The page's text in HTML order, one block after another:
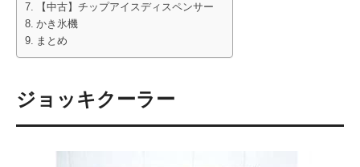
【中古】チップアイスディスペンサー
かき氷機
まとめ
ジョッキクーラー